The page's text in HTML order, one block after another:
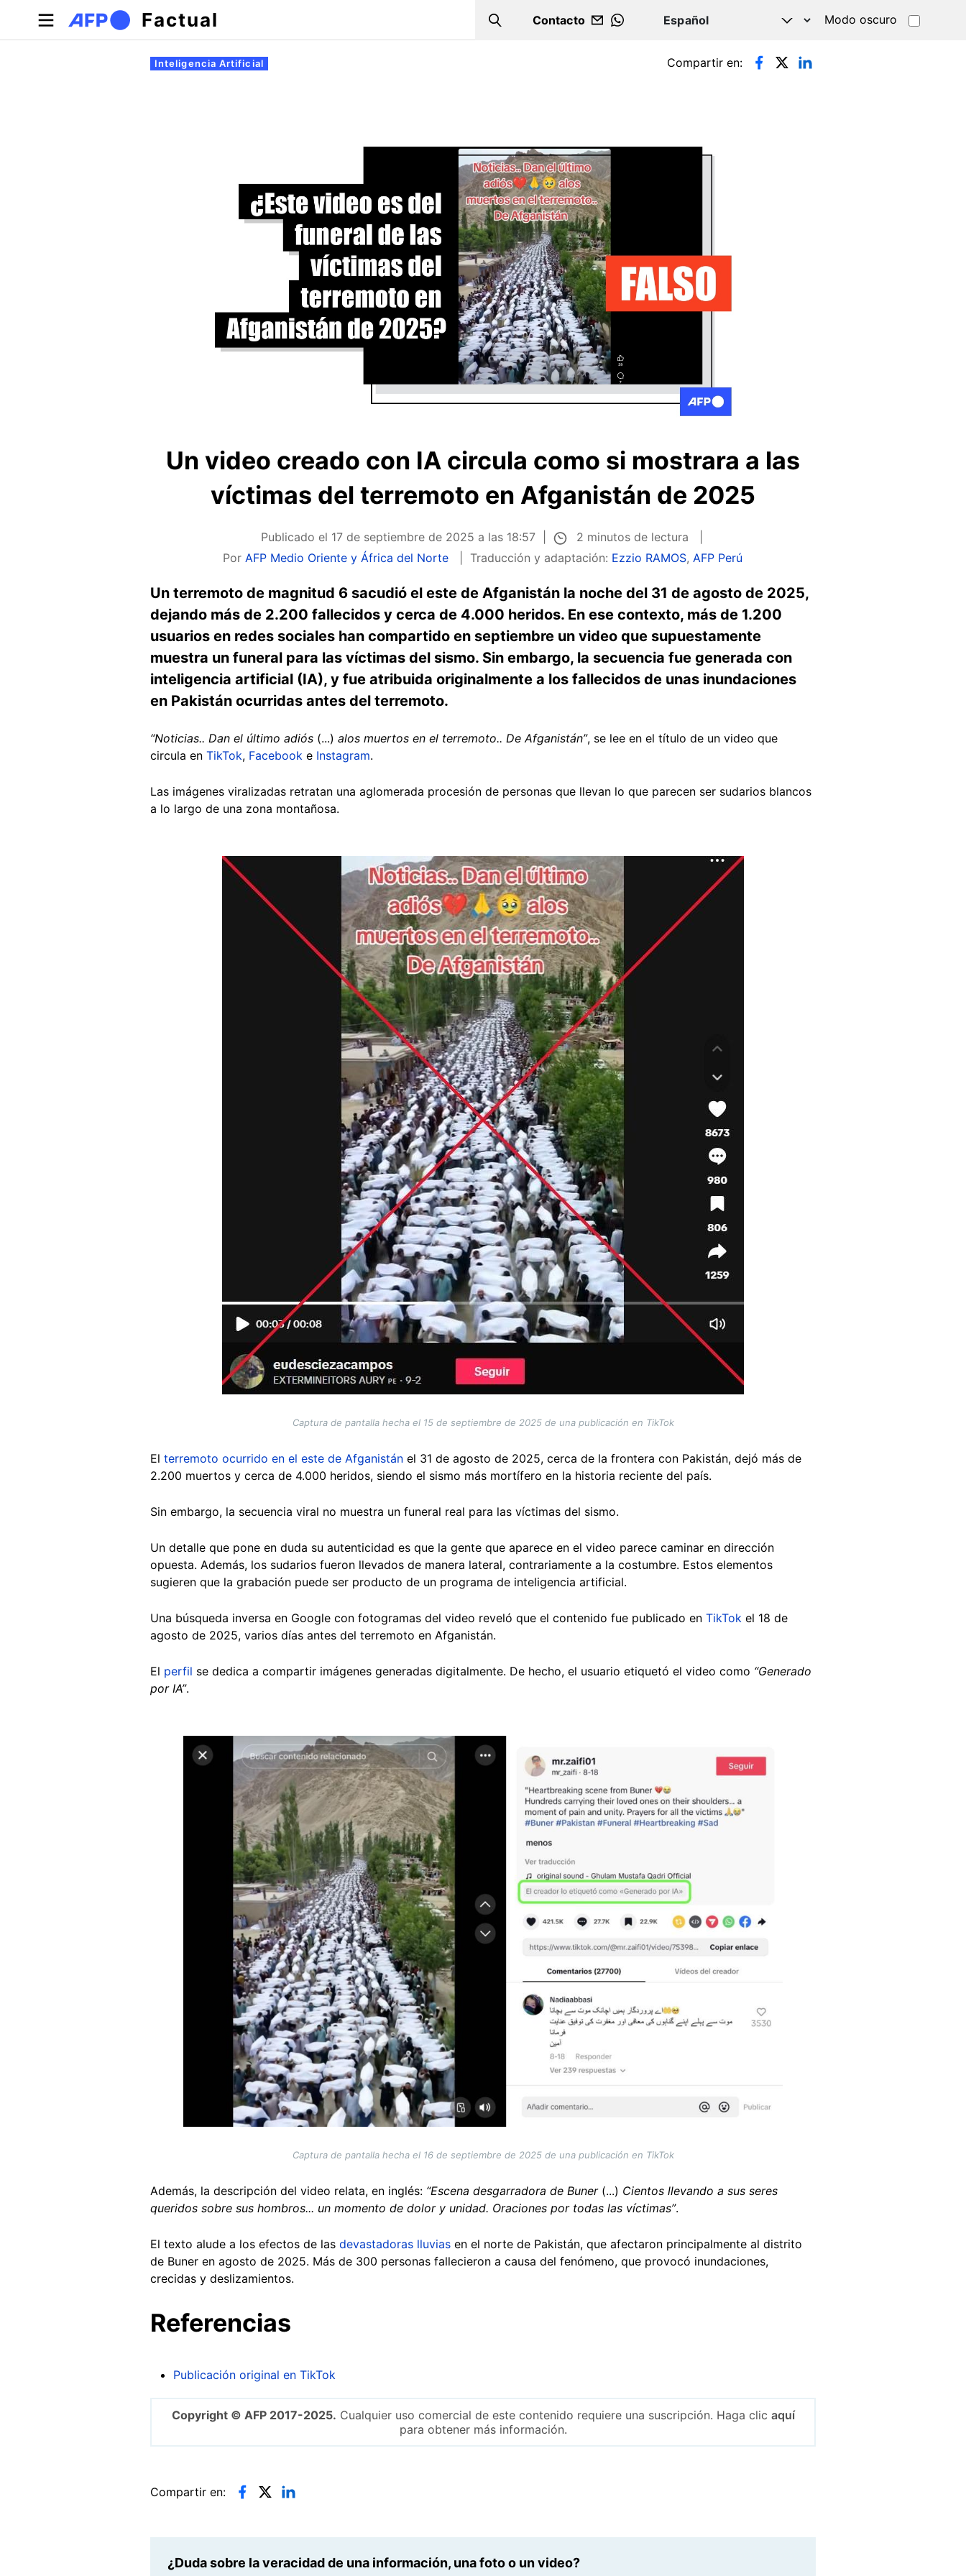
Pasar al contenido principal
Factual Search
Contacto
WHATSAPP
Modo oscuro
Solapas principales
Inteligencia Artificial Compartir en:
Un video creado con IA circula como si mostrara a las
víctimas del terremoto en Afganistán de 2025
Publicado el 17 de septiembre de 2025 a las 18:57
2 minutos de lectura
Por AFP Medio Oriente y África del Norte Traducción y adaptación: Ezzio RAMOS, AFP Perú
Un terremoto de magnitud 6 sacudió el este de Afganistán la noche del 31 de agosto de 2025,
dejando más de 2.200 fallecidos y cerca de 4.000 heridos. En ese contexto, más de 1.200
usuarios en redes sociales han compartido en septiembre un video que supuestamente
muestra un funeral para las víctimas del sismo. Sin embargo, la secuencia fue generada con
inteligencia artificial (IA), y fue atribuida originalmente a los fallecidos de unas inundaciones
en Pakistán ocurridas antes del terremoto.
“Noticias.. Dan el último adiós (...) alos muertos en el terremoto.. De Afganistán”, se lee en el título de un video que
circula en TikTok, Facebook e Instagram.
Las imágenes viralizadas retratan una aglomerada procesión de personas que llevan lo que parecen ser sudarios blancos
a lo largo de una zona montañosa.
Captura de pantalla hecha el 15 de septiembre de 2025 de una publicación en TikTok
El terremoto ocurrido en el este de Afganistán el 31 de agosto de 2025, cerca de la frontera con Pakistán, dejó más de
2.200 muertos y cerca de 4.000 heridos, siendo el sismo más mortífero en la historia reciente del país.
Sin embargo, la secuencia viral no muestra un funeral real para las víctimas del sismo.
Un detalle que pone en duda su autenticidad es que la gente que aparece en el video parece caminar en dirección
opuesta. Además, los sudarios fueron llevados de manera lateral, contrariamente a la costumbre. Estos elementos
sugieren que la grabación puede ser producto de un programa de inteligencia artificial.
Una búsqueda inversa en Google con fotogramas del video reveló que el contenido fue publicado en TikTok el 18 de
agosto de 2025, varios días antes del terremoto en Afganistán.
El perfil se dedica a compartir imágenes generadas digitalmente. De hecho, el usuario etiquetó el video como “Generado
por IA”.
Captura de pantalla hecha el 16 de septiembre de 2025 de una publicación en TikTok
Además, la descripción del video relata, en inglés: “Escena desgarradora de Buner(...) Cientos llevando a sus seres
queridos sobre sus hombros... un momento de dolor y unidad. Oraciones por todas las víctimas”.
El texto alude a los efectos de las devastadoras lluvias en el norte de Pakistán, que afectaron principalmente al distrito
de Buner en agosto de 2025. Más de 300 personas fallecieron a causa del fenómeno, que provocó inundaciones,
crecidas y deslizamientos.
Referencias
Publicación original en TikTok
Copyright © AFP 2017-2025. Cualquier uso comercial de este contenido requiere una suscripción. Haga clic aquí
para obtener más información.
Compartir en:
¿Duda sobre la veracidad de una información, una foto o un video?